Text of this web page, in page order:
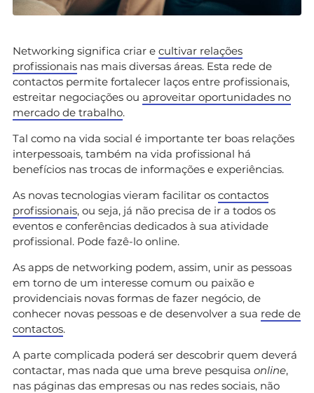
Networking significa criar e cultivar relações
profissionais nas mais diversas áreas. Esta rede de
contactos permite fortalecer laços entre profissionais,
estreitar negociações ou aproveitar oportunidades no
mercado de trabalho.
Tal como na vida social é importante ter boas relações
interpessoais, também na vida profissional há
benefícios nas trocas de informações e experiências.
As novas tecnologias vieram facilitar os contactos
profissionais, ou seja, já não precisa de ir a todos os
eventos e conferências dedicados à sua atividade
profissional. Pode fazê-lo online.
As apps de networking podem, assim, unir as pessoas
em torno de um interesse comum ou paixão e
providenciais novas formas de fazer negócio, de
conhecer novas pessoas e de desenvolver a sua rede de
contactos.
A parte complicada poderá ser descobrir quem deverá
contactar, mas nada que uma breve pesquisa online,
nas páginas das empresas ou nas redes sociais, não